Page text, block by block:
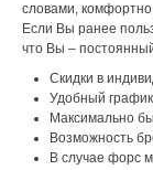
словами,
Если Вы ранее
что Вы –
Скидки в
Удобный
Максимально
Возможность
В случае форс